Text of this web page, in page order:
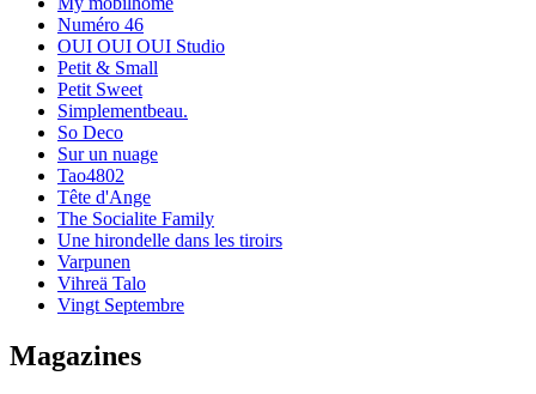
Numéro 46
OUI OUI OUI Studio
Petit & Small
Petit Sweet
Simplementbeau.
So Deco
Sur un nuage
Tao4802
Tête d'Ange
The Socialite Family
Une hirondelle dans les tiroirs
Varpunen
Vihreä Talo
Vingt Septembre
Magazines